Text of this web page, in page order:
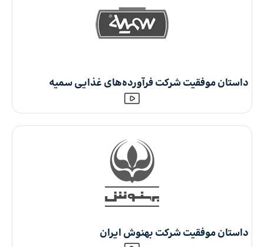
داستان موفقیت شرکت فرآورده‌های غذایی سمیه
داستان موفقیت شرکت بهنوش ایران